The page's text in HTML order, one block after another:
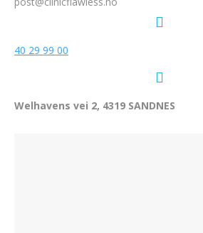
40 29 99 00
Welhavens vei 2, 4319 SANDNES